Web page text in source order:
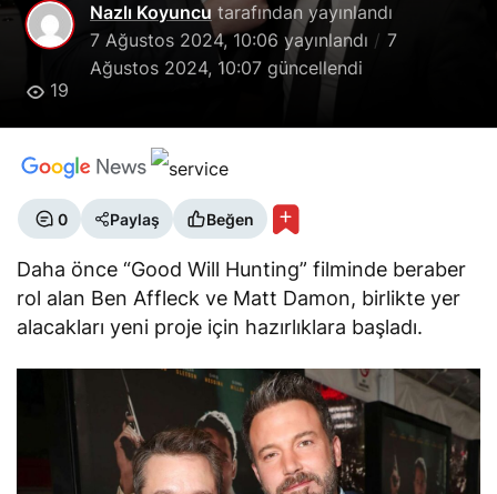
Nazlı Koyuncu tarafından yayınlandı
7 Ağustos 2024, 10:06 yayınlandı
7
Ağustos 2024, 10:07 güncellendi
19
0 Paylaş Beğen
Daha önce “Good Will Hunting” filminde beraber
rol alan Ben Affleck ve Matt Damon, birlikte yer
alacakları yeni proje için hazırlıklara başladı.